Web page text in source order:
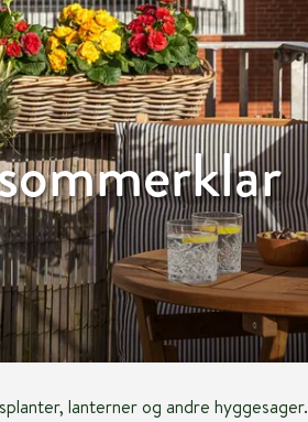
lanterner og andre hyggesager.